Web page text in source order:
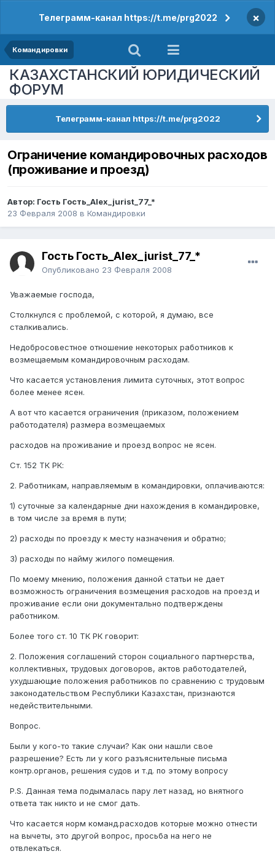
Телеграмм-канал https://t.me/prg2022 ×
Командировки
КАЗАХСТАНСКИЙ ЮРИДИЧЕСКИЙ
ФОРУМ
Телеграмм-канал https://t.me/prg2022
Ограничение командировочных расходов
(проживание и проезд)
Автор: Гость Гость_Alex_jurist_77_*
23 Февраля 2008 в Командировки
Гость Гость_Alex_jurist_77_*
Опубликовано 23 Февраля 2008
Уважаемые господа,
Столкнулся с проблемой, с которой, я думаю, все
сталкивались.
Недобросовестное отношение некоторых работников к
возмещаемым командировочным расходам.
Что касается установления лимита суточных, этот вопрос
более менее ясен.
А вот что касается ограничения (приказом, положением
работодателя) размера возмещаемых
расходов на проживание и проезд вопрос не ясен.
Ст. 152 ТК РК:
2. Работникам, направляемым в командировки, оплачиваются:
1) суточные за календарные дни нахождения в командировке,
в том числе за время в пути;
2) расходы по проезду к месту назначения и обратно;
3) расходы по найму жилого помещения.
По моему мнению, положения данной статьи не дает
возможность ограничения возмещения расходов на проезд и
проживание если они документально подтверждены
работником.
Более того ст. 10 ТК РК говорит:
2. Положения соглашений сторон социального партнерства,
коллективных, трудовых договоров, актов работодателей,
ухудшающие положения работников по сравнению с трудовым
законодательством Республики Казахстан, признаются
недействительными.
Вопрос.
Были у кого-то такие случаи? Как они нашли свое
разрешение? Есть ли у кого разъяснительные письма
контр.органов, решения судов и т.д. по этому вопросу
P.S. Данная тема подымалась пару лет назад, но внятного
ответа так никто и не смог дать.
Что касается норм команд.расходов которые можно отнести
на вычеты, это другой вопрос, просьба на него не
отвлекаться.